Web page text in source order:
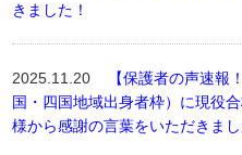
きました！
2025.11.20
【保護者の声速報
国・四国地域出身者枠）に現役
様から感謝の言葉をいただきま